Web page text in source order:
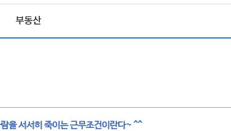
부동산
을 서서히 죽이는 근무조건이란다~ ^^